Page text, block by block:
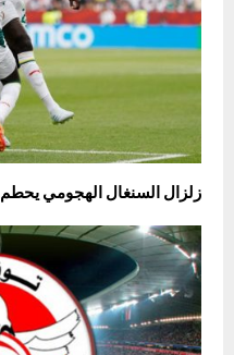
زلزال السنغال الهجومي يحطم